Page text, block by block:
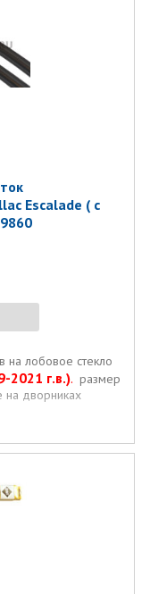
Escalade ( с
на лобовое стекло
2021 г.в.). размер
на дворниках